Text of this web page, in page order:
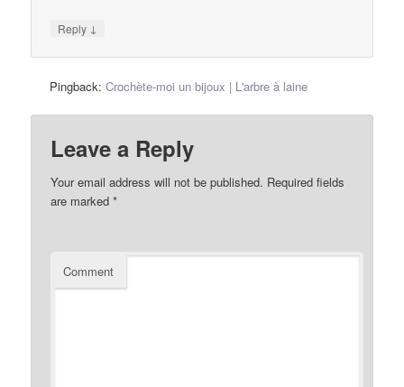
Reply ↓
Pingback:Crochète-moi un bijoux | L'arbre à laine
Leave a Reply
Your email address will not be published. Required fields
are marked*
Comment